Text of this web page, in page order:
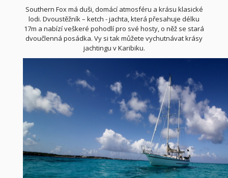
Southern Fox má duši, domácí atmosféru a krásu klasické
lodi. Dvoustěžník – ketch - jachta, která přesahuje délku
17m a nabízí veškeré pohodlí pro své hosty, o něž se stará
dvoučlenná posádka. Vy si tak můžete vychutnávat krásy
jachtingu v Karibiku.